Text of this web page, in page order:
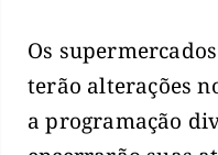
Os
terão alterações
a programação